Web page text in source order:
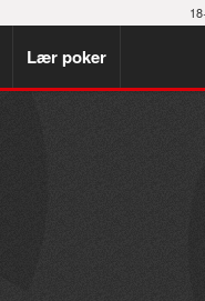
Lær poker